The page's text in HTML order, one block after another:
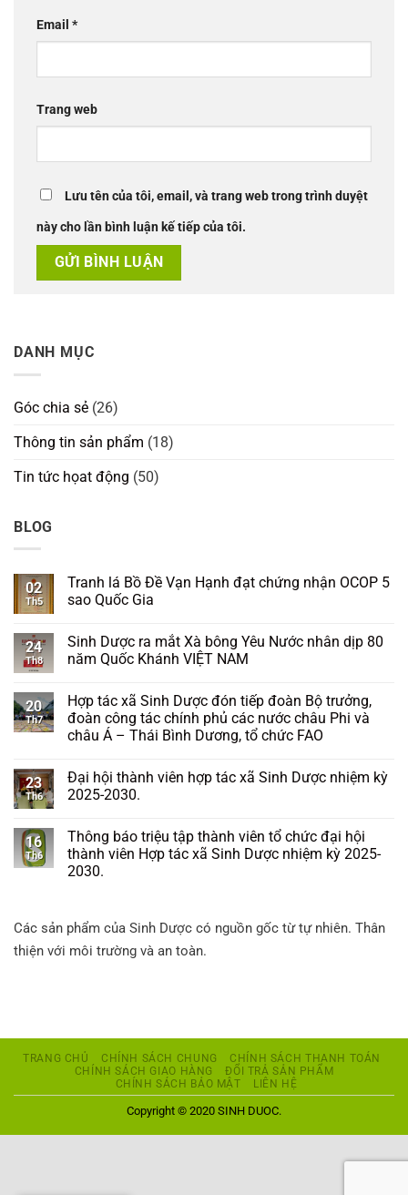
DANH MỤC
Góc chia sẻ (26)
Thông tin sản phẩm (18)
Tin tức họat động (50)
BLOG
02
Th5
Tranh lá Bồ Đề Vạn Hạnh đạt chứng nhận OCOP 5
sao Quốc Gia
24
Th8
Sinh Dược ra mắt Xà bông Yêu Nước nhân dịp 80
năm Quốc Khánh VIỆT NAM
20
Th7
Hợp tác xã Sinh Dược đón tiếp đoàn Bộ trưởng,
đoàn công tác chính phủ các nước châu Phi và
châu Á – Thái Bình Dương, tổ chức FAO
23
Th6
Đại hội thành viên hợp tác xã Sinh Dược nhiệm kỳ
2025-2030.
16
Th6
Thông báo triệu tập thành viên tổ chức đại hội
thành viên Hợp tác xã Sinh Dược nhiệm kỳ 2025-
2030.
Các sản phẩm của Sinh Dược có nguồn gốc từ tự nhiên. Thân
thiện với môi trường và an toàn.
Email *
Trang web
Lưu tên của tôi, email, và trang web trong trình duyệt
này cho lần bình luận kế tiếp của tôi.
TRANG CHỦ CHÍNH SÁCH CHUNG
CHÍNH SÁCH THANH TOÁN
CHÍNH SÁCH GIAO HÀNG
ĐỔI TRẢ SẢN PHẨM
CHÍNH SÁCH BẢO MẬT
LIÊN HỆ
Copyright © 2020 SINH DUOC.